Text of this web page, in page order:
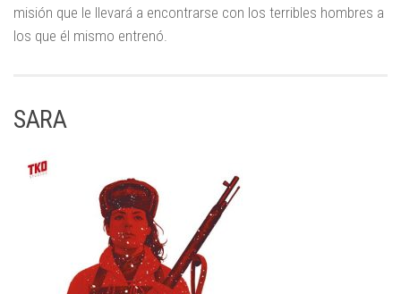
misión que le llevará a encontrarse con los terribles hombres a
los que él mismo entrenó.
SARA